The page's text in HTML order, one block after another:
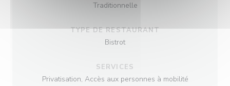
Traditionnelle
TYPE DE RESTAURANT
Bistrot
SERVICES
Privatisation, Accès aux personnes à mobilité